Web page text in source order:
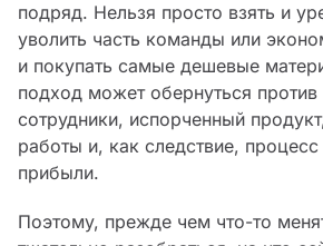
подряд. Нельзя просто взять и
уволить часть команды или
и покупать самые дешевые
подход может обернуться
сотрудники, испорченный
работы и, как следствие, процесс
прибыли.
Поэтому, прежде чем что-то